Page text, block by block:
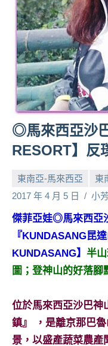
人
帶
路、
旅
遊
節
目
來
賓、
News
金
號
節
班
底、
外
景
主
持、
吳
◎馬來西亞沙
RESORT】反
東南亞-馬來西亞
東
2017 年 4 月 5 日
小
傑菲亞娃◎馬來西亞
『KUNDASANG昆
KUNDASANG】 半
圖；登神山的好落腳
位於馬來西亞沙巴神
鎮』 ，是離京那巴
景，以盛產蔬菜農產